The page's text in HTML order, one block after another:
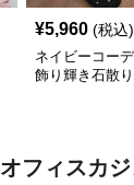
¥5,960 (税込)
ネイビーコー
飾り輝き石散
オフィスカ